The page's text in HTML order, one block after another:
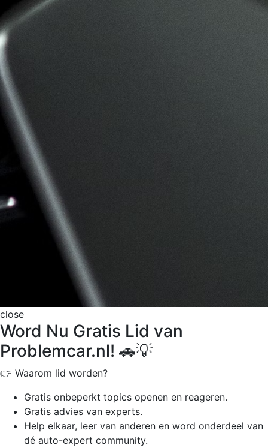
close
Word Nu Gratis Lid van
Problemcar.nl! 🚗💡
👉 Waarom lid worden?
Gratis onbeperkt topics openen en reageren.
Gratis advies van experts.
Help elkaar, leer van anderen en word onderdeel van
dé auto-expert community.